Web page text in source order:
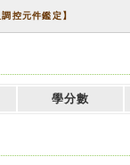
控元件鑑定】
學分數